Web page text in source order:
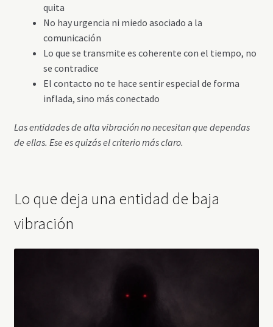
quita
No hay urgencia ni miedo asociado a la
comunicación
Lo que se transmite es coherente con el tiempo, no
se contradice
El contacto no te hace sentir especial de forma
inflada, sino más conectado
Las entidades de alta vibración no necesitan que dependas
de ellas. Ese es quizás el criterio más claro.
Lo que deja una entidad de baja
vibración